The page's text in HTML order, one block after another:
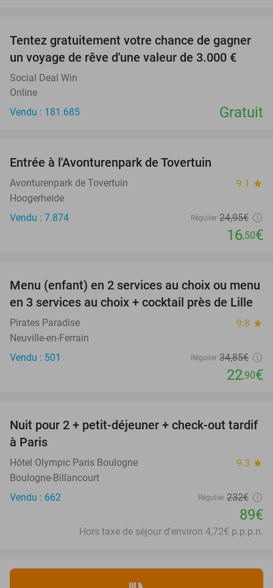
Tentez gratuitement votre chance de gagner
un voyage de rêve d'une valeur de 3.000 €
Social Deal Win
Online
Vendu : 181.685
Gratuit
Entrée à l'Avonturenpark de Tovertuin
Avonturenpark de Tovertuin 9.1 star
Hoogerheide
Vendu : 7.874
Régulier 24,95€
16,50€
34%
Menu (enfant) en 2 services au choix ou menu
en 3 services au choix + cocktail près de Lille
Pirates Paradise 9.8 star
Neuville-en-Ferrain
Vendu : 501
Régulier 34,85€
22,90€
62%
Nuit pour 2 + petit-déjeuner + check-out tardif
à Paris
Hôtel Olympic Paris Boulogne 9.3 star
Boulogne-Billancourt
Vendu : 662
Régulier 232€
89€
Hors taxe de séjour d'environ 4,72€ p.p.p.n.